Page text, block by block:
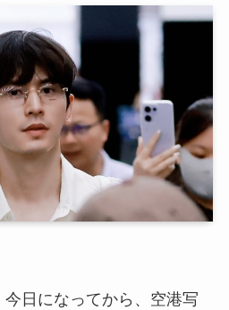
今日になってから、空港写